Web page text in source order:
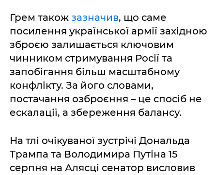
Грем також зазначив, що саме
посилення української армії західною
зброєю залишається ключовим
чинником стримування Росії та
запобігання більш масштабному
конфлікту. За його словами,
постачання озброєння – це спосіб не
ескалації, а збереження балансу.
На тлі очікуваної зустрічі Дональда
Трампа та Володимира Путіна 15
серпня на Алясці сенатор висловив